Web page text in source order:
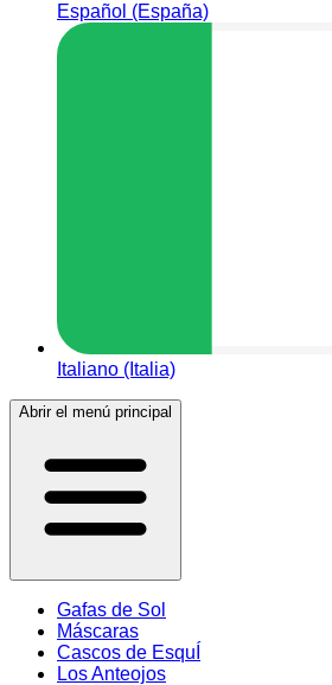
Español (España)
Italiano (Italia)
Abrir el menú principal
Gafas de Sol
Máscaras
Cascos de EsquÍ
Los Anteojos